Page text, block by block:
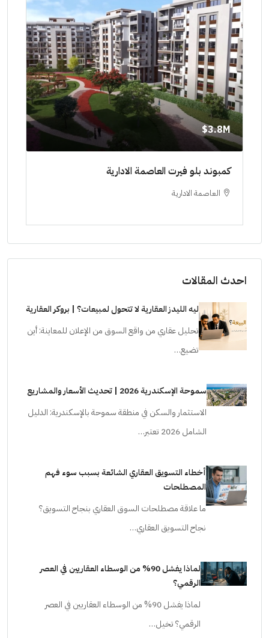
3.8M$
كمبوند بلو فيرت العاصمة الادارية
العاصمة الادارية
احدث المقالات
ليه الليدز العقارية لا تتحول لمبيعات؟ | بروكر العقارية
تحليل عقاري من واقع السوق من الإعلان للمعاينة: أين
تضيع…
سموحة الإسكندرية 2026 | تحديث الأسعار والمشاريع
الاستثمار والسكن في منطقة سموحة بالإسكندرية: الدليل
الشامل 2026 تعتبر…
أخطاء التسويق العقاري الشائعة بسبب سوء فهم
المصطلحات
ما علاقة مصطلحات السوق العقاري بنجاح التسويق؟
نجاح التسويق العقاري…
لماذا يفشل 90% من الوسطاء العقاريين في العصر
الرقمي؟
لماذا يفشل 90% من الوسطاء العقاريين في العصر
الرقمي؟ تخيل…